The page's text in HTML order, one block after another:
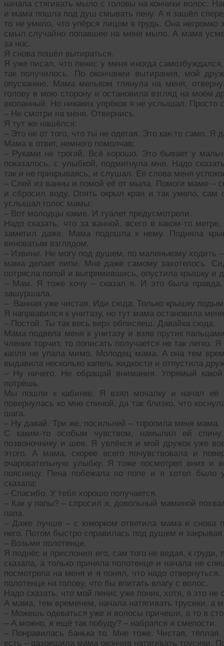
начала стягивать мыло с головы на кончики волос.
и мама пошла под душ смывать пену. А я зашёл
то не умело, что упёрся лицом в грудь. Она негромко
смыл случайно попавшее на меня мыло. А мама
за нос.
Я снова пошёл вытираться.
Я уже писал, что пенис у меня иногда
так получилось. По окончании вытирания, мой
опусканию. Мама мельком глянула на меня,
голову в мою сторону и остановила взгляд на моём
вкопанный. Но никаких упрёков я не услышал. Просто
– Не смотри на меня. Отвернись.
Я тут же нашёлся:
– Это не от того, что ты не одетая. Это как-то само. Я
Мама в ответ, немного помолчав:
– Руками не трогай. Всё хорошо. Это бывает у
показалось, с улыбкой, подмигнула мне. Надо
так и не прикрываясь, и слушал. Её слова меня
– Слей из ванны и помой её от мыла. Помоги маме –
и сбросил воду. Опять окрыл кран и так умело, сам
услышал голос мамы:
– Вот молодцы какие. И туалет предусмотрели.
Надо сказать, что за ванной, всего в каком-то
заметил даже. Мама подошла к нему. Подняла
виноватым взглядом.
– Извини. Не могу под душем, по маленькому ходить
мама делает пипи. Мне даже самому захотелось.
потрясла попой и выпрямившись, опустила крышку и
– Мам. Я тоже хочу – сказал я. И это была правда.
зашуршала.
– Ванная уже чистая. Иди сюда. Только крышку
Я напрвавился к унитазу, но тут мама остановила
– Постой. Ты так весь верх обписяеш. Давайка сюда.
Мама подвела меня к унитазу и взяв прутик
членик торчит, то пописать получается не так
капля не упала мимо. Молодец мама. А она тем
выдавила несколько капель жидкости и отпустила
– Ну ничего. Не обращай внимания. Упрямый
потрёшь.
Мы пошли к кабинке. Я взял мочалку и начал
повернулась ко мне спиной, да так близко, что
шага.
– Ну давай. Три же, посильней – торопила меня мама.
С каким-то особым чувством, намылил ей
позвоночнику и шее. Я увлёкся и мой дружок уже
этого. А мама, скорее всего почувствовала и
очаровательную улыбку. Я тоже посмотрел вниз и
поясницу. Пена побежала по попе и я хотел
сказала:
– Спасибо. У тебя хорошо получается.
– Как у папы? – спросил я, довольный маминой
папа.
– Даже лучше – с юморком ответила мама и снова
него. Потом быстро справилась под душем и закрывая
– Возьми полотенце.
Я поднёс и прислонил его, сам того не ведая, к груди,
сказала, а только приняла полотенце и начала не
посмотрела на меня и я понял, что надо
полотенце на голову, что бы впитать влагу с волос.
Надо сказать, что мой пенис уже поник, хотя, я это не
А мама, тем временем, начала натягивать трусики, а
– Можешь одеваться уже и волосы причеши, а то в
– А можно, я ещё так побуду? – набрался я смелости.
– Понравилась банька то. Мне тоже. Чистая,
есть – разрешила мама окончив натягивать трусики.